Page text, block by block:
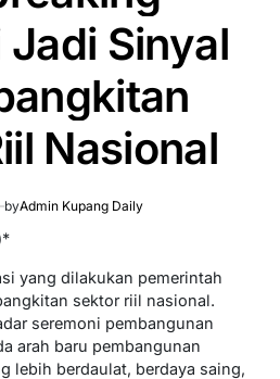
Sinyal
Nasional
byAdmin Kupang Daily
yang dilakukan pemerintah
sektor riil nasional.
seremoni pembangunan
arah baru pembangunan
lebih berdaulat, berdaya saing,